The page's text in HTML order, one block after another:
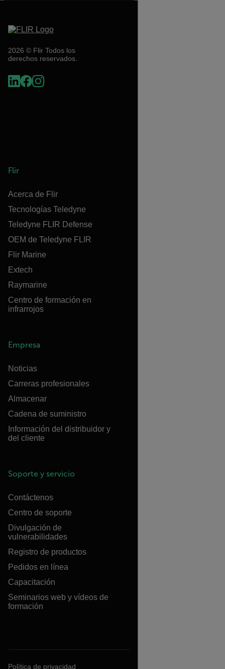
2026 © Flir Todos los
derechos reservados.
Flir
Acerca de Flir
Tecnologías Teledyne
Teledyne FLIR Defense
OEM de Teledyne FLIR
Flir Marine
Extech
Raymarine
Centro de formación en
infrarrojos
Empresa
Noticias
Carreras profesionales
Almacenar
Cadena de suministro
Información del distribuidor y
del cliente
Soporte y servicio
Contáctenos
Centro de soporte
Divulgación de
vulnerabilidades
Registro de productos
Pedidos en línea
Capacitación
Seminarios web y vídeos de
formación
Política de privacidad